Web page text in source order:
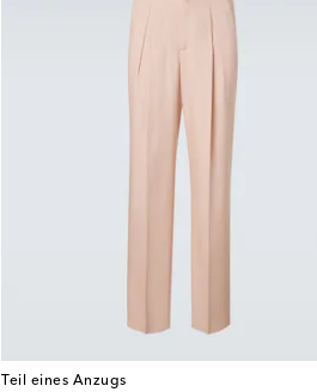
Teil eines Anzugs